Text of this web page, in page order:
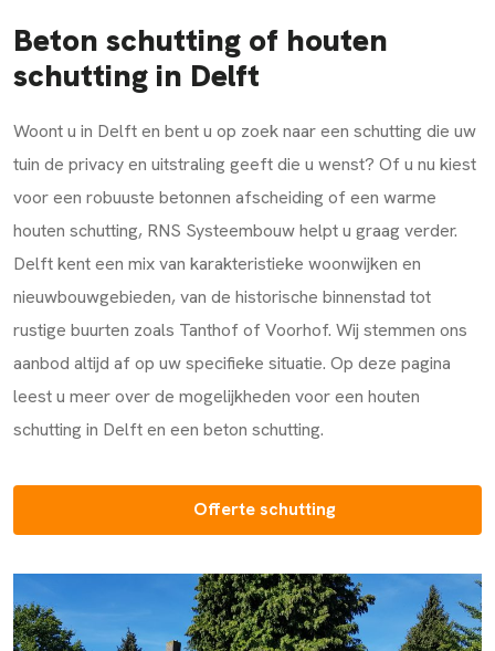
Beton schutting of houten
schutting in Delft
Woont u in Delft en bent u op zoek naar een schutting die uw
tuin de privacy en uitstraling geeft die u wenst? Of u nu kiest
voor een robuuste betonnen afscheiding of een warme
houten schutting, RNS Systeembouw helpt u graag verder.
Delft kent een mix van karakteristieke woonwijken en
nieuwbouwgebieden, van de historische binnenstad tot
rustige buurten zoals Tanthof of Voorhof. Wij stemmen ons
aanbod altijd af op uw specifieke situatie. Op deze pagina
leest u meer over de mogelijkheden voor een houten
schutting in Delft en een beton schutting.
Offerte schutting